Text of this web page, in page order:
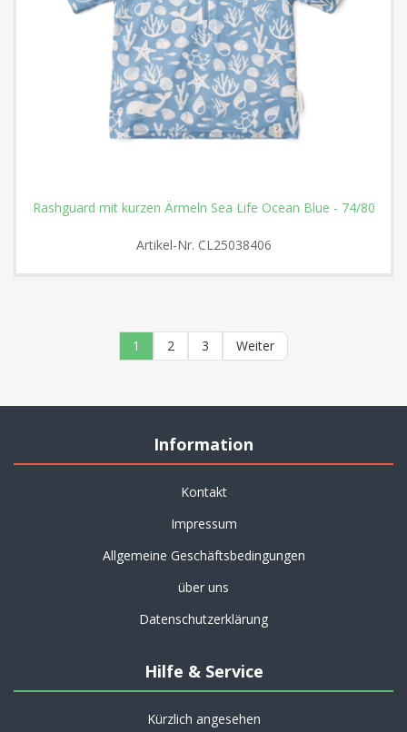
Rashguard mit kurzen Ärmeln Sea Life Ocean Blue - 74/80
Artikel-Nr. CL25038406
1 2 3 Weiter
Information
Kontakt
Impressum
Allgemeine Geschäftsbedingungen
über uns
Datenschutzerklärung
Hilfe & Service
Kürzlich angesehen